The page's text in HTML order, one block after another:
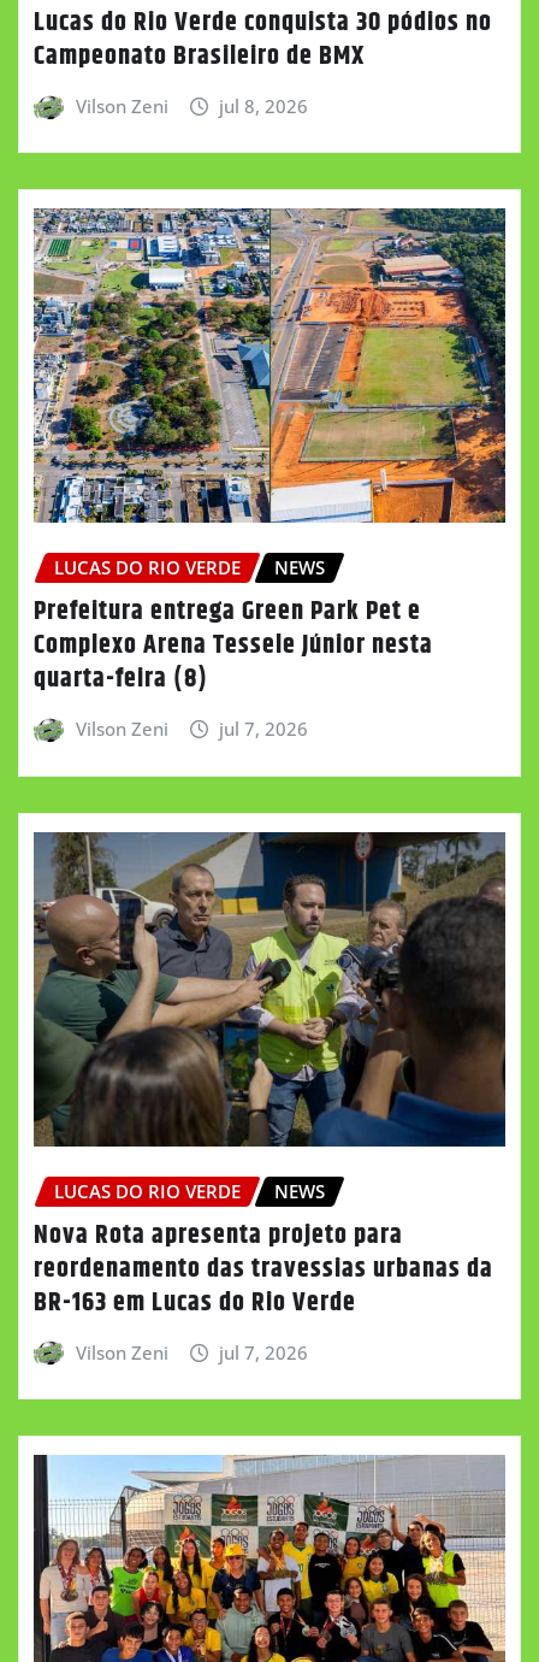
Lucas do Rio Verde conquista 30 pódios no
Campeonato Brasileiro de BMX
Vilson Zeni jul 8, 2026
LUCAS DO RIO VERDE NEWS
Prefeitura entrega Green Park Pet e
Complexo Arena Tessele Júnior nesta
quarta-feira (8)
Vilson Zeni jul 7, 2026
LUCAS DO RIO VERDE NEWS
Nova Rota apresenta projeto para
reordenamento das travessias urbanas da
BR-163 em Lucas do Rio Verde
Vilson Zeni jul 7, 2026